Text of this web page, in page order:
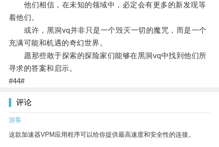
他们相信，在未知的领域中，必定会有更多的新发现等
着他们。
或许，黑洞vq并非只是一个毁灭一切的魔咒，而是一个
充满可能和机遇的奇幻世界。
愿那些敢于探索的探险家们能够在黑洞vq中找到他们所
寻求的答案和启示。
#44#
评论
游客
这款加速器VPM应用程序可以给你提供最高速度和安全性的连接。